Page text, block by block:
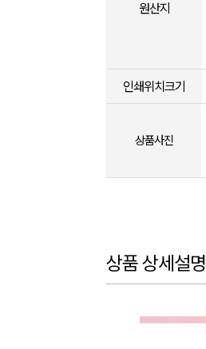
원산지
인쇄위치크기
상품사진
상품 상세설명